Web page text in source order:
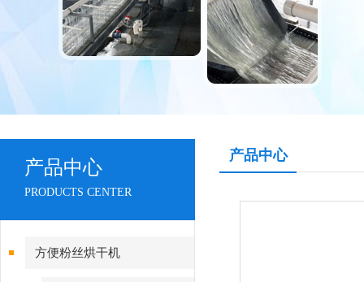
产品中心
PRODUCTS CENTER
方便粉丝烘干机
产品中心